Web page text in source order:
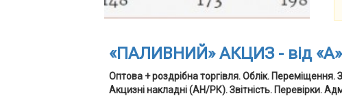
«ПАЛИВНИЙ» АКЦИЗ - від «А»
Оптова + роздрібна торгівля. Облік. Переміщення.
Акцизні накладні (АН/РК). Звітність. Перевірки.